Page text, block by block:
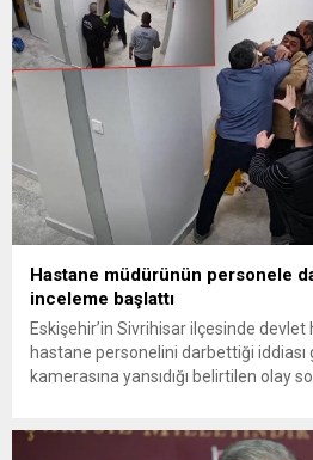
Hastane müdürünün personele
inceleme başlattı
Eskişehir’in Sivrihisar ilçesinde
hastane personelini darbettiği iddiası
kamerasına yansıdığı belirtilen olay
hatırlamıyorum” dedi. CHP’li Tanal